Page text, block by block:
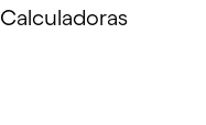
Calculadoras